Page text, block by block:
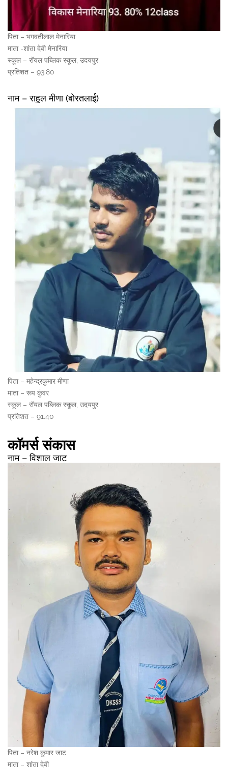
पिता – भगवतीलाल मेनारिया
माता -शांता देवी मेनारिया
स्कूल – रॉयल पब्लिक स्कूल, उदयपुर
प्रतिशत – 93.80
नाम – राहुल मीणा (बोरतलाई)
पिता – महेन्द्रकुमार मीणा
माता – रूप कुंवर
स्कूल – रॉयल पब्लिक स्कूल, उदयपुर
प्रतिशत – 91.40
कॉमर्स संकास
नाम – विशाल जाट
पिता – नरेश कुमार जाट
माता – शांता देवी